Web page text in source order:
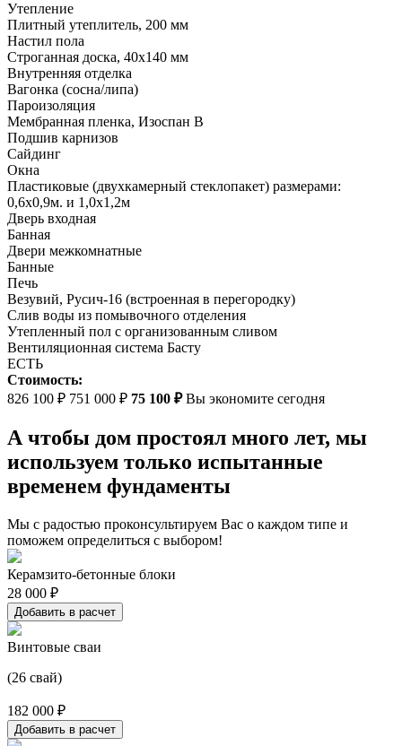
Утепление
Плитный утеплитель, 200 мм
Настил пола
Строганная доска, 40х140 мм
Внутренняя отделка
Вагонка (сосна/липа)
Пароизоляция
Мембранная пленка, Изоспан В
Подшив карнизов
Сайдинг
Окна
Пластиковые (двухкамерный стеклопакет) размерами:
0,6х0,9м. и 1,0х1,2м
Дверь входная
Банная
Двери межкомнатные
Банные
Печь
Везувий, Русич-16 (встроенная в перегородку)
Слив воды из помывочного отделения
Утепленный пол с организованным сливом
Вентиляционная система Басту
ЕСТЬ
Стоимость:
826 100 ₽ 751 000 ₽ 75 100 ₽Вы экономите сегодня
А чтобы дом простоял много лет, мы
используем только испытанные
временем фундаменты
Мы с радостью проконсультируем Вас о каждом типе и
поможем определиться с выбором!
Керамзито-бетонные блоки
28 000 ₽
Добавить в расчет
Винтовые сваи
(26 свай)
182 000 ₽
Добавить в расчет